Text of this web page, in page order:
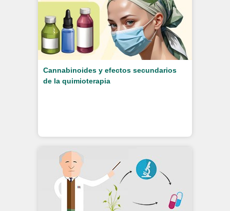
Cannabinoides y efectos secundarios
de la quimioterapia